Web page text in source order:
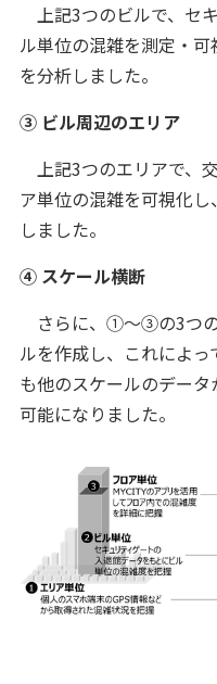
上記3つのビルで、セ
ル単位の混雑を測定・
を分析しました。
③ ビル周辺のエリア
上記3つのエリアで、
ア単位の混雑を可視化
しました。
④ スケール横断
さらに、①～③の3つの
ルを作成し、これによ
も他のスケールのデー
可能になりました。